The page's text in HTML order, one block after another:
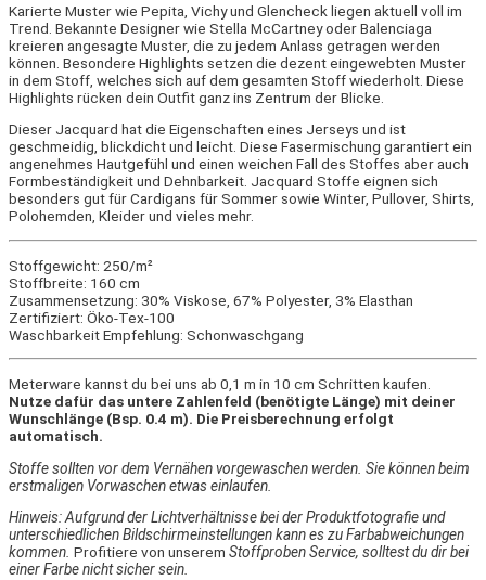
Karierte Muster wie Pepita, Vichy und Glencheck liegen aktuell voll im
Trend. Bekannte Designer wie Stella McCartney oder Balenciaga
kreieren angesagte Muster, die zu jedem Anlass getragen werden
können. Besondere Highlights setzen die dezent eingewebten Muster
in dem Stoff, welches sich auf dem gesamten Stoff wiederholt. Diese
Highlights rücken dein Outfit ganz ins Zentrum der Blicke.
Dieser Jacquard hat die Eigenschaften eines Jerseys und ist
geschmeidig, blickdicht und leicht. Diese Fasermischung garantiert ein
angenehmes Hautgefühl und einen weichen Fall des Stoffes aber auch
Formbeständigkeit und Dehnbarkeit. Jacquard Stoffe eignen sich
besonders gut für Cardigans für Sommer sowie Winter, Pullover, Shirts,
Polohemden, Kleider und vieles mehr.
Stoffgewicht: 250/m²
Stoffbreite: 160 cm
Zusammensetzung: 30% Viskose, 67% Polyester, 3% Elasthan
Zertifiziert: Öko-Tex-100
Waschbarkeit Empfehlung: Schonwaschgang
Meterware kannst du bei uns ab 0,1 m in 10 cm Schritten kaufen.
Nutze dafür das untere Zahlenfeld (benötigte Länge) mit deiner
Wunschlänge (Bsp. 0.4 m). Die Preisberechnung erfolgt
automatisch.
Stoffe sollten vor dem Vernähen vorgewaschen werden. Sie können beim
erstmaligen Vorwaschen etwas einlaufen.
Hinweis: Aufgrund der Lichtverhältnisse bei der Produktfotografie und
unterschiedlichen Bildschirmeinstellungen kann es zu Farbabweichungen
kommen. Profitiere von unserem Stoffproben Service, solltest du dir bei
einer Farbe nicht sicher sein.